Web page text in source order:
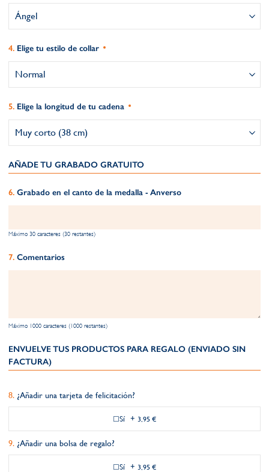
Elige tu estilo de collar
Elige la longitud de tu cadena
AÑADE TU GRABADO GRATUITO​
Grabado en el canto de la medalla - Anverso
Máximo 30 caracteres (30 restantes)
Comentarios
Máximo 1000 caracteres (1000 restantes)
ENVUELVE TUS PRODUCTOS PARA REGALO (ENVIADO SIN
FACTURA)
¿Añadir una tarjeta de felicitación?
Sí + 3,95 €
¿Añadir una bolsa de regalo?
Sí + 3,95 €